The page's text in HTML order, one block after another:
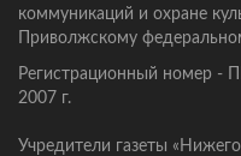
коммуникаций и охране
Приволжскому
Регистрационный номер -
2007 г.
Учредители газеты